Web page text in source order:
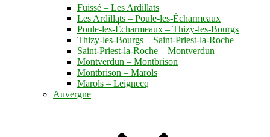
Fuissé – Les Ardillats
Les Ardillats – Poule-les-Écharmeaux
Poule-les-Écharmeaux – Thizy-les-Bourgs
Thizy-les-Bourgs – Saint-Priest-la-Roche
Saint-Priest-la-Roche – Montverdun
Montverdun – Montbrison
Montbrison – Marols
Marols – Leignecq
Auvergne